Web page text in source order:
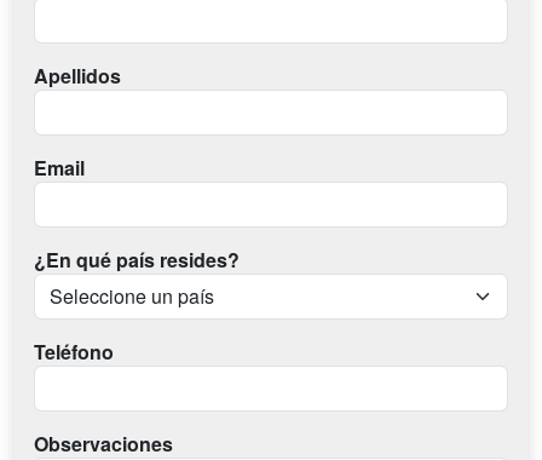
Apellidos
Email
¿En qué país resides?
Teléfono
Observaciones